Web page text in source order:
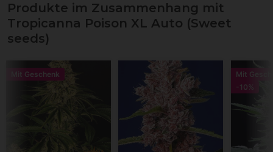
Produkte im Zusammenhang mit
Tropicanna Poison XL Auto (Sweet
seeds)
Mit Geschenk
Mit
-10%